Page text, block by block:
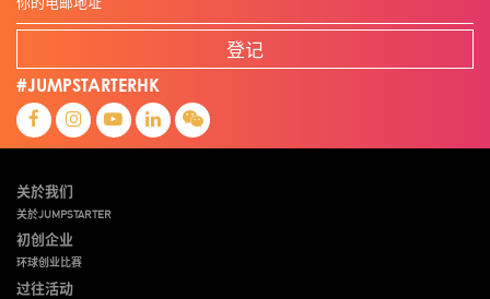
登记
#JUMPSTARTERHK
关於我们
关於JUMPSTARTER
初创企业
环球创业比赛
过往活动